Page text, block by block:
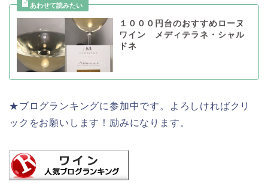
１０００円台のおすすめローヌ
ワイン メディテラネ・シャル
ドネ
★ブログランキングに参加中です。よろしければクリ
ックをお願いします！励みになります。